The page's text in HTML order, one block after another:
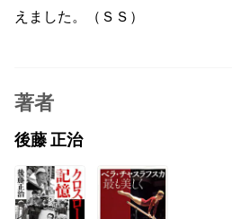
えました。（ＳＳ）
著者
後藤 正治